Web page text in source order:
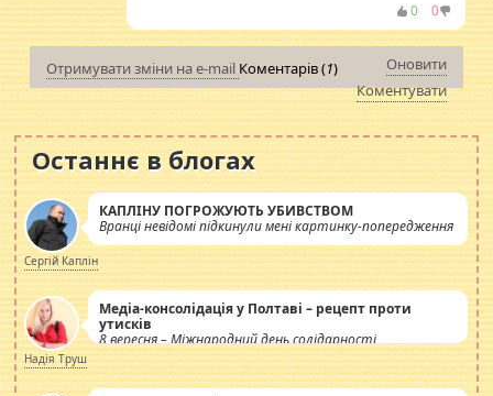
0
0
Отримувати зміни на e-mail Коментарів (1)
Оновити
Коментувати
Останнє в блогах
КАПЛІНУ ПОГРОЖУЮТЬ УБИВСТВОМ
Вранці невідомі підкинули мені картинку-попередження
Сергій Каплін
Медіа-консолідація у Полтаві – рецепт проти
утисків
8 вересня – Міжнародний день солідарності
журналістів.
Надія Труш